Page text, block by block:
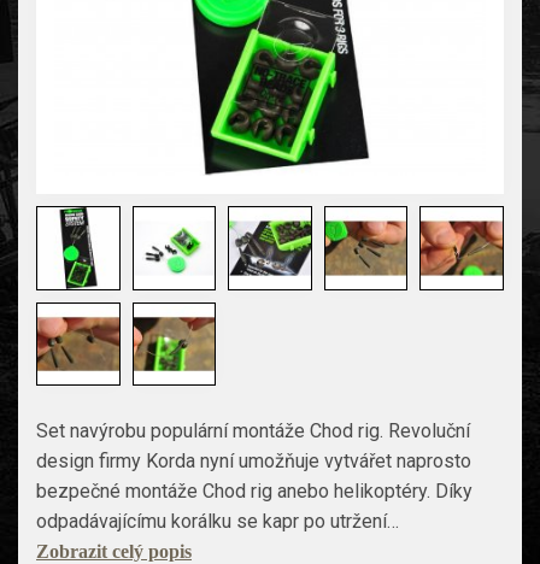
Set navýrobu populární montáže Chod rig. Revoluční
design firmy Korda nyní umožňuje vytvářet naprosto
bezpečné montáže Chod rig anebo helikoptéry. Díky
odpadávajícímu korálku se kapr po utržení…
Zobrazit celý popis